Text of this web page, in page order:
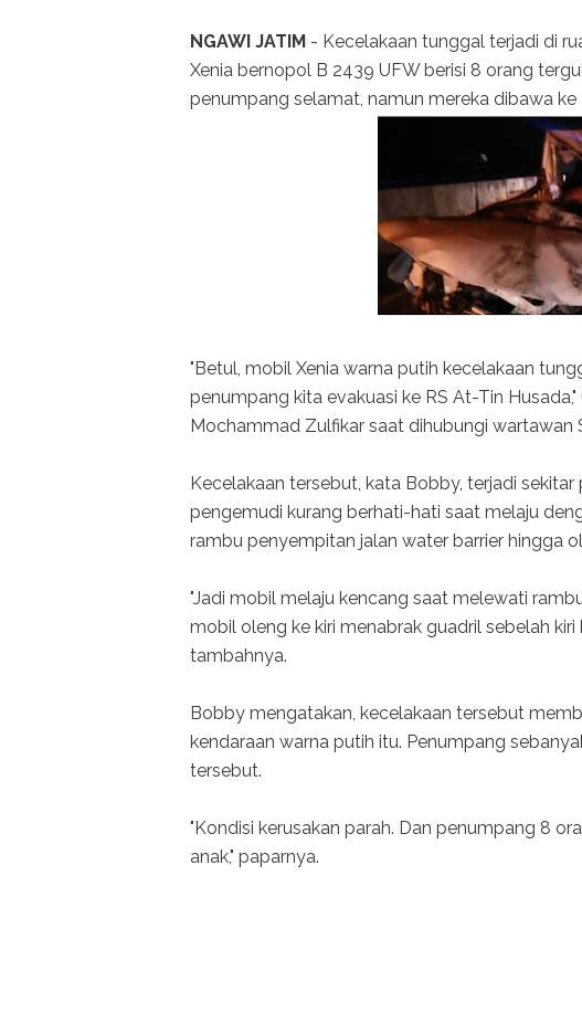
NGAWI JATIM - Kecelakaan tunggal terjadi di
Xenia bernopol B 2439 UFW berisi 8 orang
penumpang selamat, namun mereka dibawa
"Betul, mobil Xenia warna putih kecelakaan
penumpang kita evakuasi ke RS At-Tin
Mochammad Zulfikar saat dihubungi
Kecelakaan tersebut, kata Bobby, terjadi
pengemudi kurang berhati-hati saat melaju
rambu penyempitan jalan water barrier hingga
"Jadi mobil melaju kencang saat melewati
mobil oleng ke kiri menabrak guadril sebelah
tambahnya.
Bobby mengatakan, kecelakaan tersebut
kendaraan warna putih itu. Penumpang
tersebut.
"Kondisi kerusakan parah. Dan penumpang 8
anak," paparnya.